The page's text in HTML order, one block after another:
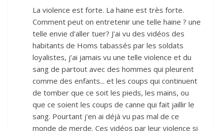
La violence est forte. La haine est très forte.
Comment peut on entretenir une telle haine ? une
telle envie d'aller tuer? J'ai vu des vidéos des
habitants de Homs tabassés par les soldats
loyalistes, j'ai jamais vu une telle violence et du
sang de partout avec des hommes qui pleurent
comme des enfants... et les coups qui continuent
de tomber que ce soit les pieds, les mains, ou
que ce soient les coups de canne qui fait jaillir le
sang. Pourtant j'en ai déjà vu pas mal de ce
monde de merde. Ces vidéos par leur violence si